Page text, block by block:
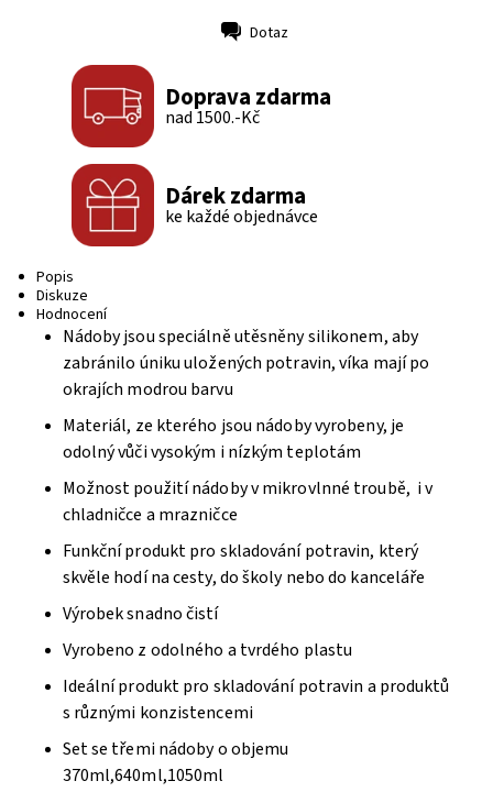
Dotaz
Doprava zdarma
nad 1500.-Kč
Dárek zdarma
ke každé objednávce
Popis
Diskuze
Hodnocení
Nádoby jsou speciálně utěsněny silikonem, aby
zabránilo úniku uložených potravin, víka mají po
okrajích modrou barvu
Materiál, ze kterého jsou nádoby vyrobeny, je
odolný vůči vysokým i nízkým teplotám
Možnost použití nádoby v mikrovlnné troubě, i v
chladničce a mrazničce
Funkční produkt pro skladování potravin, který
skvěle hodí na cesty, do školy nebo do kanceláře
Výrobek snadno čistí
Vyrobeno z odolného a tvrdého plastu
Ideální produkt pro skladování potravin a produktů
s různými konzistencemi
Set se třemi nádoby o objemu
370ml,640ml,1050ml